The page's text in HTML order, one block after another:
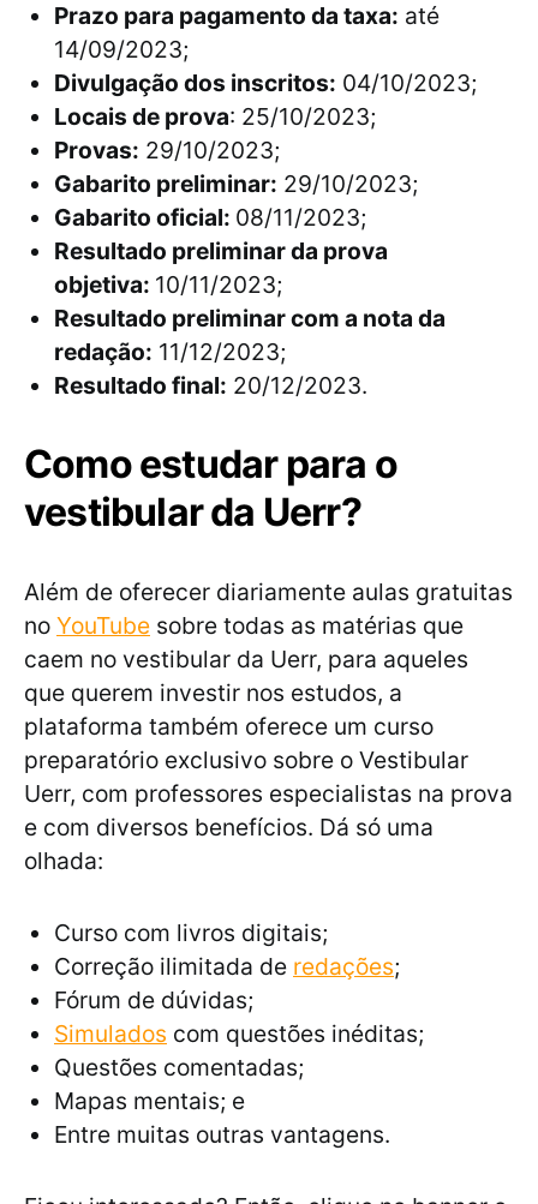
Prazo para pagamento da taxa: até
14/09/2023;
Divulgação dos inscritos: 04/10/2023;
Locais de prova: 25/10/2023;
Provas: 29/10/2023;
Gabarito preliminar: 29/10/2023;
Gabarito oficial: 08/11/2023;
Resultado preliminar da prova
objetiva: 10/11/2023;
Resultado preliminar com a nota da
redação: 11/12/2023;
Resultado final: 20/12/2023.
Como estudar para o
vestibular da Uerr?
Além de oferecer diariamente aulas gratuitas
no YouTube sobre todas as matérias que
caem no vestibular da Uerr, para aqueles
que querem investir nos estudos, a
plataforma também oferece um curso
preparatório exclusivo sobre o Vestibular
Uerr, com professores especialistas na prova
e com diversos benefícios. Dá só uma
olhada:
Curso com livros digitais;
Correção ilimitada de redações;
Fórum de dúvidas;
Simulados com questões inéditas;
Questões comentadas;
Mapas mentais; e
Entre muitas outras vantagens.